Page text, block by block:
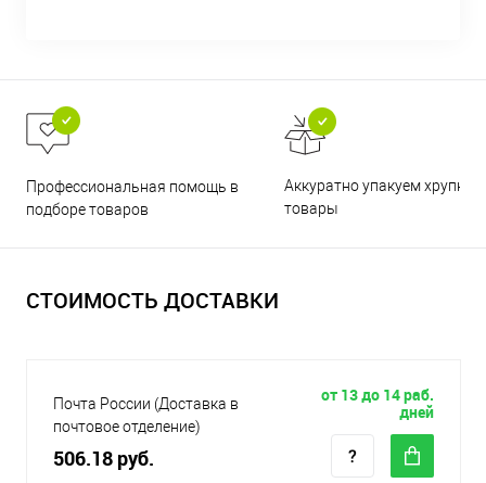
Профессиональная помощь в
подборе товаров
Аккуратно упакуем хрупкие
товары
СТОИМОСТЬ ДОСТАВКИ
Почта России (Доставка в
почтовое отделение)
506.18 руб.
от 13 до 14 раб.
дней